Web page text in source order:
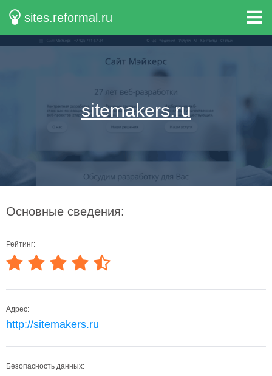
sites.reformal.ru
sitemakers.ru
Основные сведения:
Рейтинг:
Адрес:
http://sitemakers.ru
Безопасность данных: